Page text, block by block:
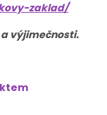
zaklad/
výjimečnosti.